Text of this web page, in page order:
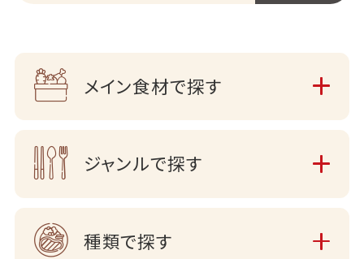
メイン食材で探す
ジャンルで探す
種類で探す